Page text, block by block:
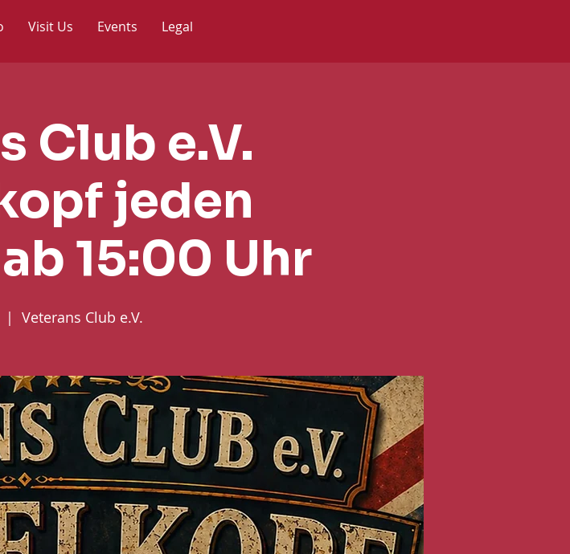
Visit Us Events Legal
Club e.V.
jeden
15:00 Uhr
|
Veterans Club e.V.